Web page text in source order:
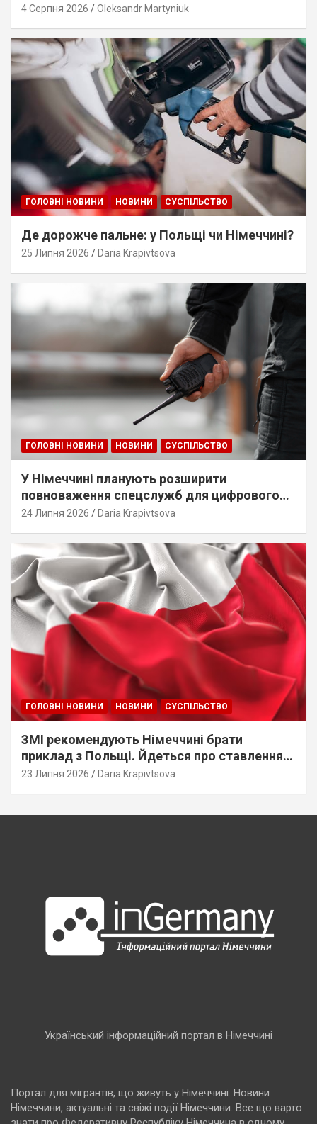
4 Серпня 2026 Oleksandr Martyniuk
ГОЛОВНІ НОВИНИ НОВИНИ СУСПІЛЬСТВО
Де дорожче пальне: у Польщі чи Німеччині?
25 Липня 2026 Daria Krapivtsova
ГОЛОВНІ НОВИНИ НОВИНИ СУСПІЛЬСТВО
У Німеччині планують розширити
повноваження спецслужб для цифрового
стеження
24 Липня 2026 Daria Krapivtsova
ГОЛОВНІ НОВИНИ НОВИНИ СУСПІЛЬСТВО
ЗМІ рекомендують Німеччині брати
приклад з Польщі. Йдеться про ставлення
до українців
23 Липня 2026 Daria Krapivtsova
Український інформаційний портал в Німеччині
Портал для мігрантів, що живуть у Німеччині. Новини
Німеччини, актуальні та свіжі події Німеччини. Все що варто